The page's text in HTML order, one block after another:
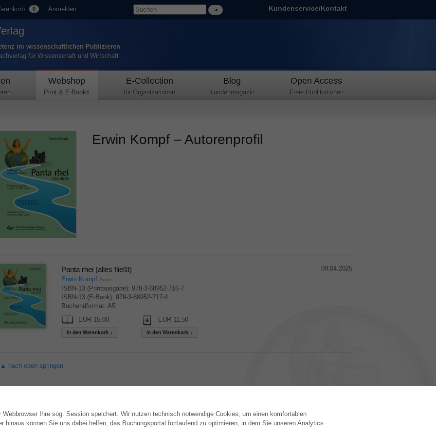
Ihre sog. Session speichert. Wir nutzen technisch notwendige Cookies, um einen komfortablen
hinaus können Sie uns dabei helfen, das Buchungsportal fortlaufend zu optimieren, in dem Sie unseren Analytics
0 Anmelden Kundenservice/Kontakt
im wissenschaftlichen Publizieren
für Wissenschaft und Wirtschaft
Webshop
Print & E-Books
E-Collection
für Organisationen
Blog
Kundenmagazin
Open Access
Freie Publikationen
Erwin Kompf – Autorenprofil
Panta rhei (alles fließt)
Erwin Kompf Autor
ISBN-13 (Printausgabe): 978-3-68952-716-7
ISBN-13 (E-Book): 978-3-68952-717-4
Buchendformat: A5
EUR 15,00
EUR 11,50
09.04.2025
▲ nach oben springen
WEBSHOP AUTOR WERDEN VERLAG